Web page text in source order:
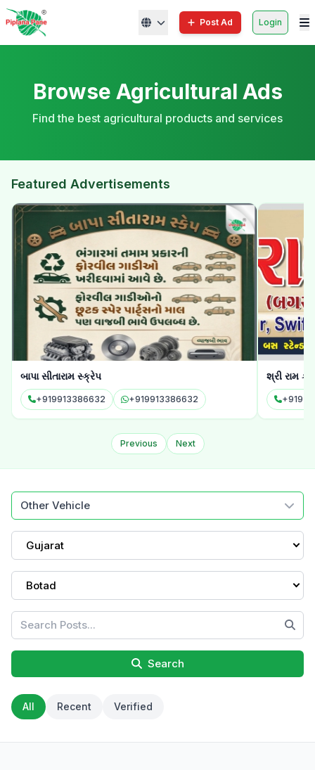
Post Ad Login
Browse Agricultural Ads
Find the best agricultural products and services
Featured Advertisements
શ્રી રામ કાર
+919537628933 +919537628933
શિવ કાર
Previous Next
Other Vehicle
Gujarat
Botad
Search
All Recent Verified